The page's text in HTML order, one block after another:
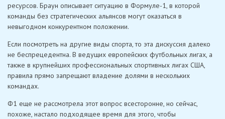
ресурсов. Браун описывает ситуацию в Формуле-1, в которой
команды без стратегических альянсов могут оказаться в
невыгодном конкурентном положении.
Если посмотреть на другие виды спорта, то эта дискуссия далеко
не беспрецедентна. В ведущих европейских футбольных лигах, а
также в крупнейших профессиональных спортивных лигах США,
правила прямо запрещают владение долями в нескольких
командах.
Ф1 еще не рассмотрела этот вопрос всесторонне, но сейчас,
похоже, настало подходящее время для этого, чтобы